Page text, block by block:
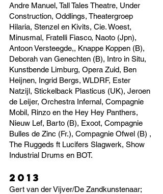
Andre Manuel, Tall Tales Theatre, Under
Construction, Oddlings, Theatergroep
Hilaria, Stenzel en Kivits, Cie. Woest,
Minusmal, Fratelli Fiasco, Naoto (Jpn),
Antoon Versteegde,, Knappe Koppen (B),
Deborah van Genechten (B), Intro in Situ,
Kunstbende Limburg, Opera Zuid, Ben
Heijnen, Ingrid Bergs, WLDRF, Ester
Natzijl, Stickelback Plasticus (UK), Jeroen
de Leijer, Orchestra Infernal, Compagnie
Mobil, Rinzo en the Hey Hey Panthers,
Nieuw Lef, Barto (B), Exoot, Compagnie
Bulles de Zinc (Fr.), Compagnie Ofwel (B) ,
The Ruggeds ft Lucifers Slagwerk, Show
Industrial Drums en BOT.
2013
Gert van der Vijver/De Zandkunstenaar;